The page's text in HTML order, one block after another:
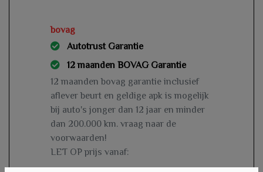
bovag
Autotrust Garantie
12 maanden BOVAG Garantie
12 maanden bovag garantie inclusief
aflever beurt en geldige apk is mogelijk
bij auto's jonger dan 12 jaar en minder
dan 200.000 km. vraag naar de
voorwaarden!
LET OP prijs vanaf: